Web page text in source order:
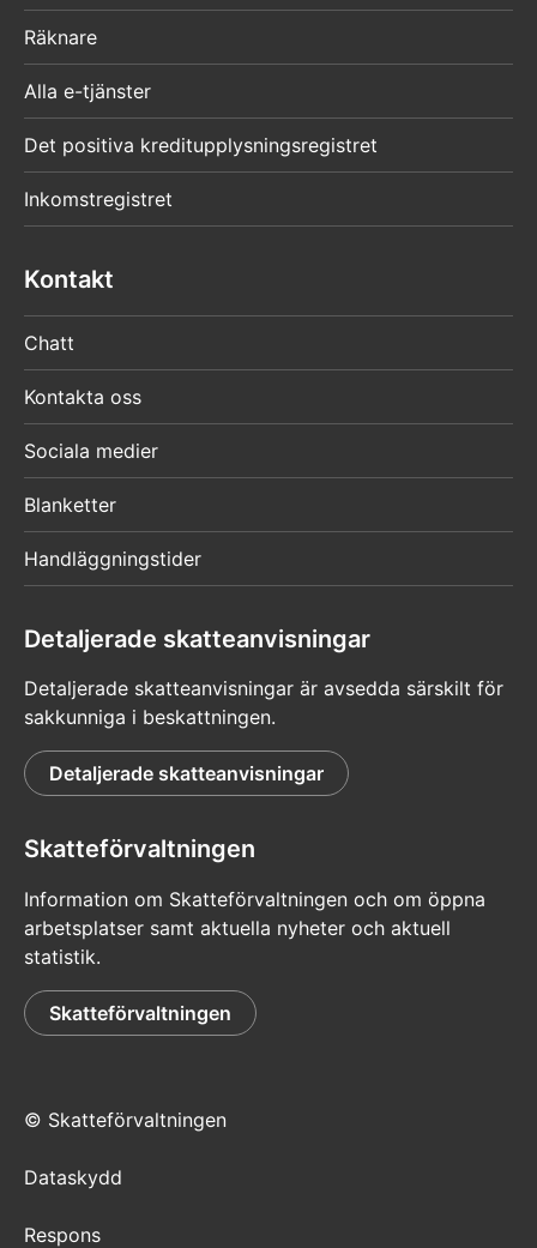
Räknare
Alla e-tjänster
Det positiva kreditupplysningsregistret
Inkomstregistret
Kontakt
Chatt
Kontakta oss
Sociala medier
Blanketter
Handläggningstider
Detaljerade skatteanvisningar
Detaljerade skatteanvisningar är avsedda särskilt för
sakkunniga i beskattningen.
Detaljerade skatteanvisningar
Skatteförvaltningen
Information om Skatteförvaltningen och om öppna
arbetsplatser samt aktuella nyheter och aktuell
statistik.
Skatteförvaltningen
© Skatteförvaltningen
Dataskydd
Respons